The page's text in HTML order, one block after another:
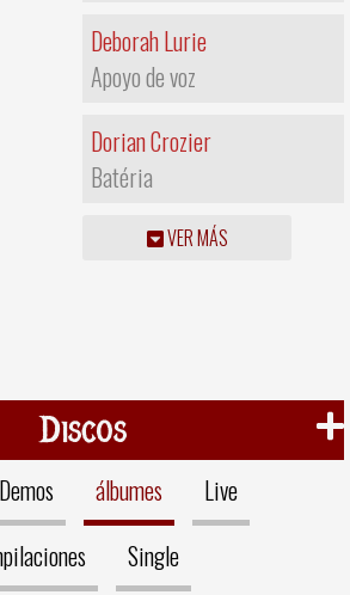
Deborah Lurie
Apoyo de voz
Dorian Crozier
Batéria
VER MÁS
Discos
Demos álbumes
Live
Single